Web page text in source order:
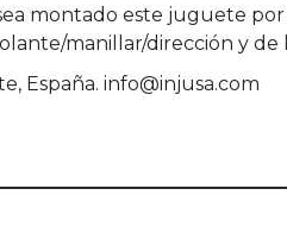
montado este juguete
manillar/dirección y de
España. info@injusa.com